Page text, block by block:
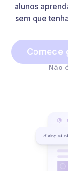
alunos
sem que
Comece
Não